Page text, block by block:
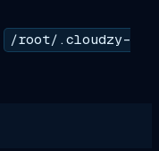
/root/.cloudzy-